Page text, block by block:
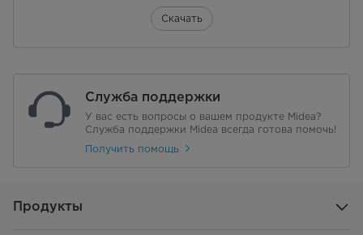
Скачать
Служба поддержки
У вас есть вопросы о вашем продукте Midea?
Служба поддержки Midea всегда готова помочь!
Получить помощь
Продукты